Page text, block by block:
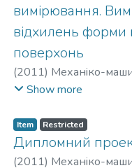
вимірювання.
відхилень форми
поверхонь
(2011) Механiко-
iнститут;Герасимчук,
Show more
Item Restricted
Дипломний
(2011) Механiко-